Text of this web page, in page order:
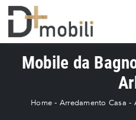
Mobile da
Home - Arredamento Casa -